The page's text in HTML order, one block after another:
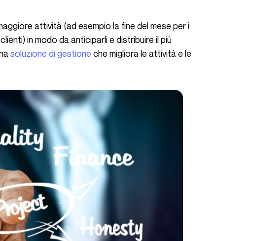
in modo da anticiparli e distribuire il più
soluzione di gestione che migliora le attività e le